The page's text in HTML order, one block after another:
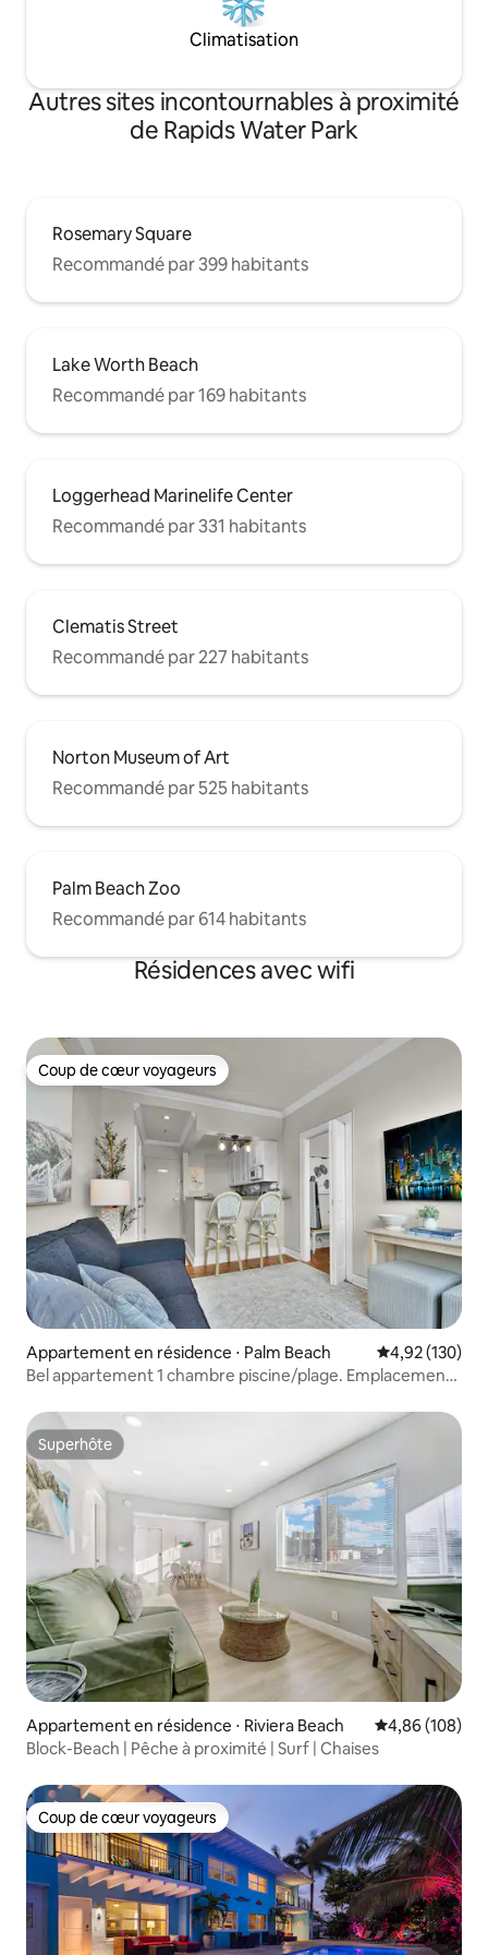
Climatisation
Autres sites incontournables à proximité
de Rapids Water Park
Rosemary Square
Recommandé par 399 habitants
Lake Worth Beach
Recommandé par 169 habitants
Loggerhead Marinelife Center
Recommandé par 331 habitants
Clematis Street
Recommandé par 227 habitants
Norton Museum of Art
Recommandé par 525 habitants
Palm Beach Zoo
Recommandé par 614 habitants
Résidences avec wifi
Coup de cœur voyageurs
Coup de cœur voyageurs
Appartement en résidence ⋅ Palm Beach Évaluation
4,92 (130)
Bel appartement 1 chambre piscine/plage. Emplacement
Superhôte
Superhôte
Appartement en résidence ⋅ Riviera Beach Évaluation
4,86 (108)
Block-Beach | Pêche à proximité | Surf | Chaises
Coup de cœur voyageurs
Coup de cœur voyageurs